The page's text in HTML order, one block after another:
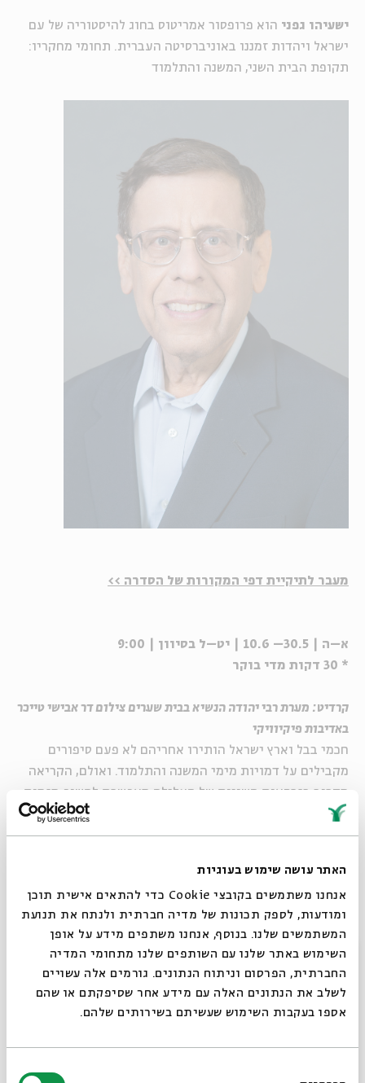
האתר עושה שימוש בעוגיות
אנחנו משתמשים בקובצי Cookie כדי להתאים אישית תוכן
ומודעות, לספק תכונות של מדיה חברתית ולנתח את תנועת
המשתמשים שלנו. בנוסף, אנחנו משתפים מידע על אופן
השימוש באתר שלנו עם השותפים שלנו מתחומי המדיה
החברתית, הפרסום וניתוח הנתונים. גורמים אלה עשויים
לשלב את הנתונים האלה עם מידע אחר שסיפקתם או שהם
אספו בעקבות השימוש שעשיתם בשירותים שלהם.
ישעיהו גפני הוא פרופסור אמריטוס בחוג להיסטוריה של עם
ישראל ויהדות זמננו באוניברסיטה העברית. תחומי מחקריו:
תקופת הבית השני, המשנה והתלמוד
מעבר לתיקיית דפי המקורות של הסדרה >>
א–ה | 30.5– 10.6 | יט–ל בסיוון | 9:00
* 30 דקות מדי בוקר
קרדיט: מערת רבי יהודה הנשיא בבית שערים צילום דר אבישי טייכר
באדיבות פיקיוויקי
חכמי בבל וארץ ישראל הותירו אחריהם לא פעם סיפורים
מקבילים על דמויות מימי המשנה והתלמוד. ואולם, הקריאה
מקרוב בגרסאות השונות של העלילה מאפשרת לחשוף מגמות
סותרות, ואף פולמוסיות, בין שני המרכזים. בסדרה זו נעיין
בארבעה צמדי מקורות הדומים במבט ראשון, אך טומנים
שני המרכזים.
ישעיהו גפניהוא פרופסור אמריטוס בחוג להיסטוריה של עם
ישראל ויהדות זמננו באוניברסיטה העברית. תחומי מחקריו:
סגור